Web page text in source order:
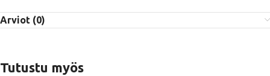
Arviot (0)
Tutustu myös